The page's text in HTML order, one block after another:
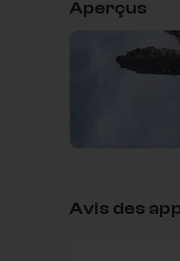
Chapitre 2 :
Aperçus
Avis des